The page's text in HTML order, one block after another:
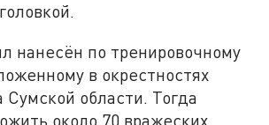
нанесён по тренировочному
в окрестностях
Сумской области. Тогда
около 70 вражеских